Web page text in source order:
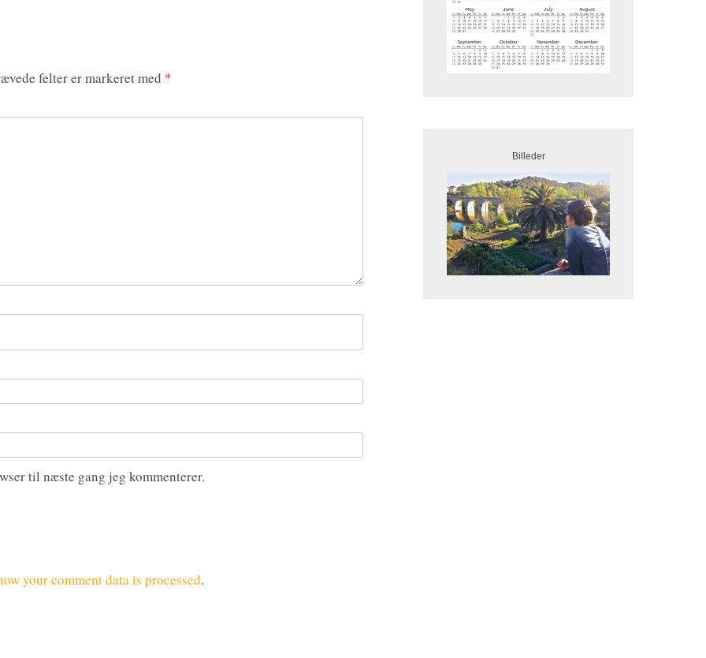
felter er markeret med *
til næste gang jeg kommenterer.
your comment data is processed.
Billeder